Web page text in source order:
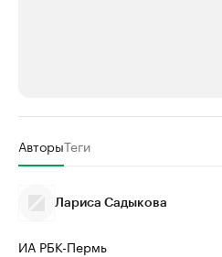
Крупные организации в
Найдите и проверьте данные в каталоге
АвторыТеги
Лариса Садыкова
ИА РБК-Пермь